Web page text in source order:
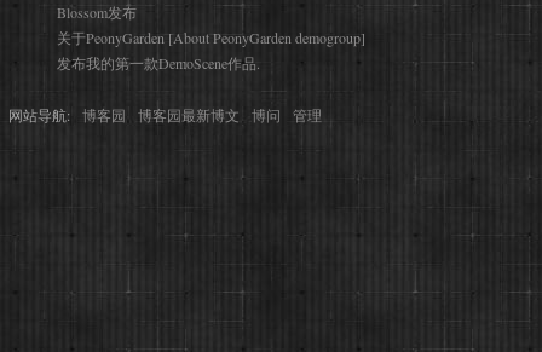
Blossom发布
关于PeonyGarden [About PeonyGarden demogroup]
发布我的第一款DemoScene作品.
网站导航: 博客园 博客园最新博文 博问 管理